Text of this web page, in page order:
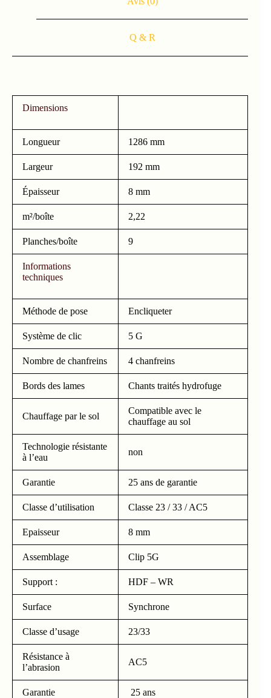
Q & R
Dimensions
Longueur 1286 mm
Largeur 192 mm
Épaisseur 8 mm
m²/boîte 2,22
Planches/boîte 9
Informations
techniques
Méthode de pose Encliqueter
Système de clic 5 G
Nombre de chanfreins 4 chanfreins
Bords des lames Chants traités hydrofuge
Chauffage par le sol
Compatible avec le
chauffage au sol
Technologie résistante
à l’eau
non
Garantie 25 ans de garantie
Classe d’utilisation Classe 23 / 33 / AC5
Epaisseur 8 mm
Assemblage Clip 5G
Support : HDF – WR
Surface Synchrone
Classe d’usage 23/33
Résistance à
l’abrasion
AC5
Garantie 25 ans